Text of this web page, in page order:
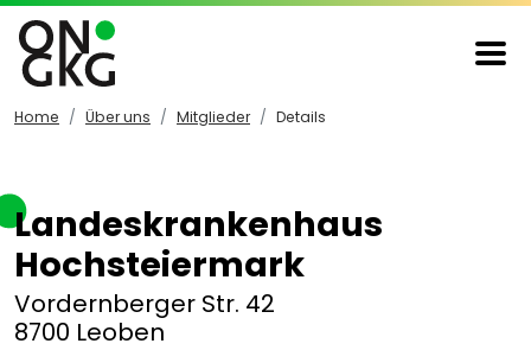
Home Über uns Mitglieder Details
Landeskrankenhaus
Hochsteiermark
Vordernberger Str. 42
8700 Leoben